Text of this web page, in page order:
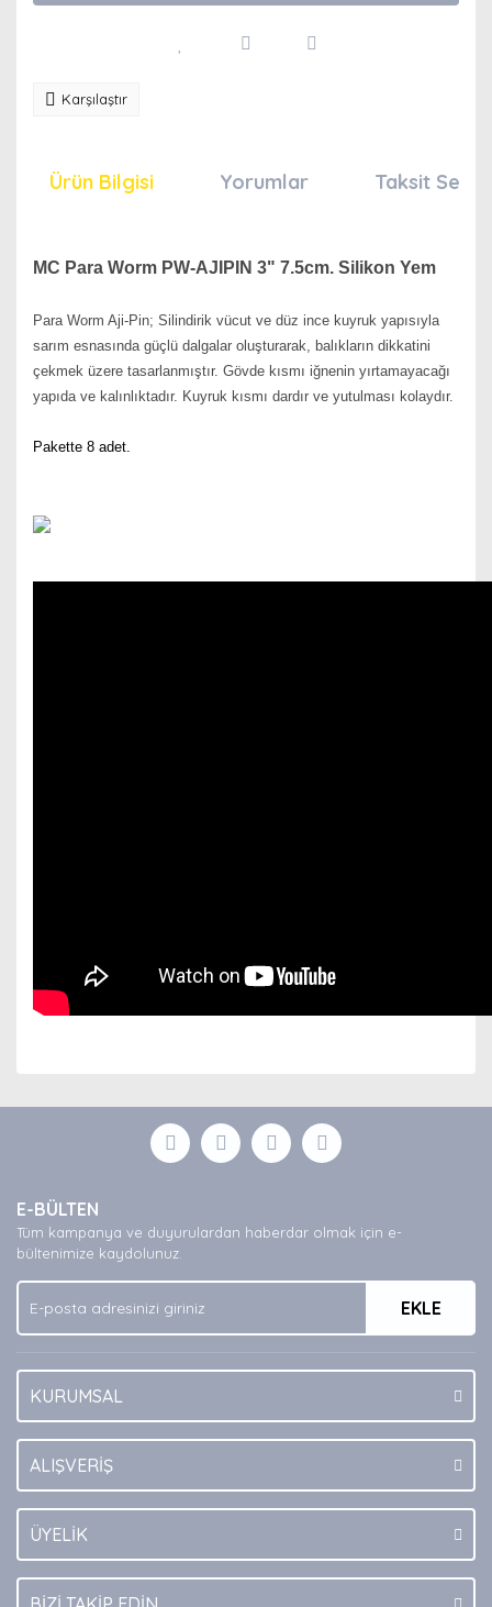
Karşılaştır
Ürün Bilgisi Yorumlar Taksit
MC Para Worm PW-AJIPIN 3" 7.5cm. Silikon Yem
Para Worm Aji-Pin; Silindirik vücut ve düz ince kuyruk yapısıyla
sarım esnasında güçlü dalgalar oluşturarak, balıkların dikkatini
çekmek üzere tasarlanmıştır. Gövde kısmı iğnenin yırtamayacağı
yapıda ve kalınlıktadır. Kuyruk kısmı dardır ve yutulması kolaydır.
Pakette 8 adet.
Yorum Yaz
formunu kullanarak tarafımıza iletebilirsiniz.
Görüş ve önerileriniz için teşekkür ederiz.
Ürün açıklamasında eksik bilgiler bulunuyor.
Ürün bilgilerinde hatalar bulunuyor.
Ürün fiyatı diğer sitelerden daha pahalı.
Bu ürüne benzer farklı alternatifler olmalı.
E-BÜLTEN
Tüm kampanya ve duyurulardan haberdar olmak için e-
bültenimize kaydolunuz.
EKLE
KURUMSAL
ALIŞVERİŞ
ÜYELİK